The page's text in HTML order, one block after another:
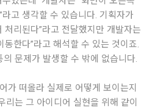
고 생각할 수 있습니다. 기획자가
처리된다”라고 전달했지만 개발자는
한다”라고 해석할 수 있는 것이죠.
문제가 발생할 수 밖에 없습니다.
가 떠올라 실제로 어떻게 보이는지
리는 그 아이디어 실현을 위해 같이